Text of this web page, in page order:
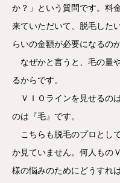
か？」という質問です。料
来ていただいて、脱毛した
らいの金額が必要になるの
なぜかと言うと、毛の量
るからです。
ＶＩＯラインを見せるの
のは『毛』です。
こちらも脱毛のプロとし
か見ていません。何人もの
様の悩みのためにどうすれ